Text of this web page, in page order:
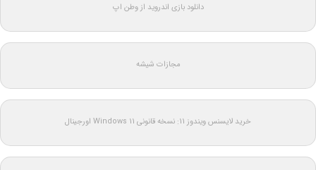
دانلود بازی اندروید از وطن اپ
مجازات شیشه
خرید لایسنس ویندوز 11: نسخه قانونی Windows 11 اورجینال